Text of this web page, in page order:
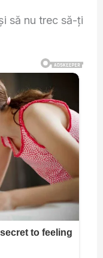
să nu trec să-ți